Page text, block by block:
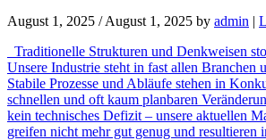
August 1, 2025 / August 1, 2025 by admin |
Traditionelle Strukturen und Denkweisen
Unsere Industrie steht in fast allen Branchen
Stabile Prozesse und Abläufe stehen in
schnellen und oft kaum planbaren
kein technisches Defizit – unsere aktuellen
greifen nicht mehr gut genug und